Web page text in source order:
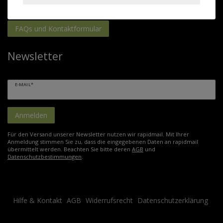
FAQs und Kontaktformular
Newsletter
E-MAIL*
Anmelden
Für den Versand unserer Newsletter nutzen wir rapidmail. Mit Ihrer
Anmeldung stimmen Sie zu, dass die eingegebenen Daten an rapidmail
übermittelt werden. Beachten Sie bitte deren AGB und
Datenschutzbestimmungen
Hilfe & Kontakt AGB Widerrufsrecht Datenschutzerklärung